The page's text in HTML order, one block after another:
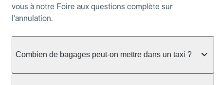
vous à notre Foire aux questions complète sur
l'annulation.
Combien de bagages peut-on mettre dans un taxi ?